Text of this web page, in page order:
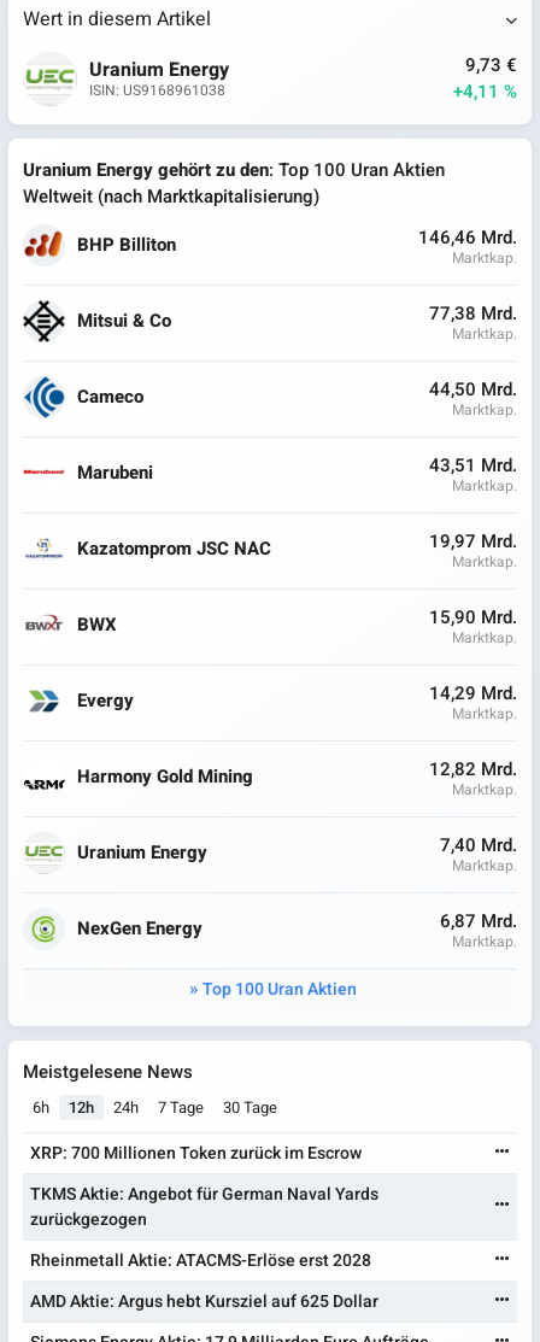
Wert in diesem Artikel
Uranium Energy
ISIN: US9168961038
9,73 €
+4,11 %
Uranium Energy gehört zu den: Top 100 Uran Aktien
Weltweit (nach Marktkapitalisierung)
BHP Billiton
146,46 Mrd.
Marktkap.
Mitsui & Co 77,38 Mrd.
Marktkap.
Cameco 44,50 Mrd.
Marktkap.
Marubeni 43,51 Mrd.
Marktkap.
Kazatomprom JSC NAC 19,97 Mrd.
Marktkap.
BWX 15,90 Mrd.
Marktkap.
Evergy 14,29 Mrd.
Marktkap.
Harmony Gold Mining 12,82 Mrd.
Marktkap.
Uranium Energy 7,40 Mrd.
Marktkap.
NexGen Energy 6,87 Mrd.
Marktkap.
Top 100 Uran Aktien
Meistgelesene News
6h 12h 24h 7 Tage 30 Tage
XRP: 700 Millionen Token zurück im Escrow
TKMS Aktie: Angebot für German Naval Yards
zurückgezogen
Rheinmetall Aktie: ATACMS-Erlöse erst 2028
AMD Aktie: Argus hebt Kursziel auf 625 Dollar